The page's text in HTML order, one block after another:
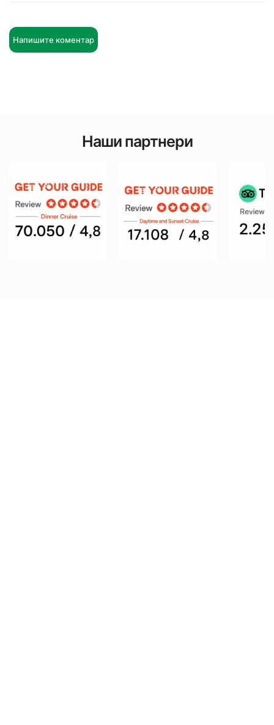
Напишите коментар
Наши партнери